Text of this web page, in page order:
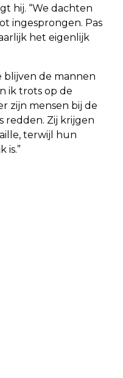
hij. “We dachten
ingesprongen. Pas
het eigenlijk
blijven de mannen
ik trots op de
zijn mensen bij de
redden. Zij krijgen
terwijl hun
is.”